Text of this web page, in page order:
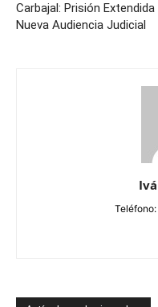
Carbajal: Prisión Extendida
Nueva Audiencia Judicial